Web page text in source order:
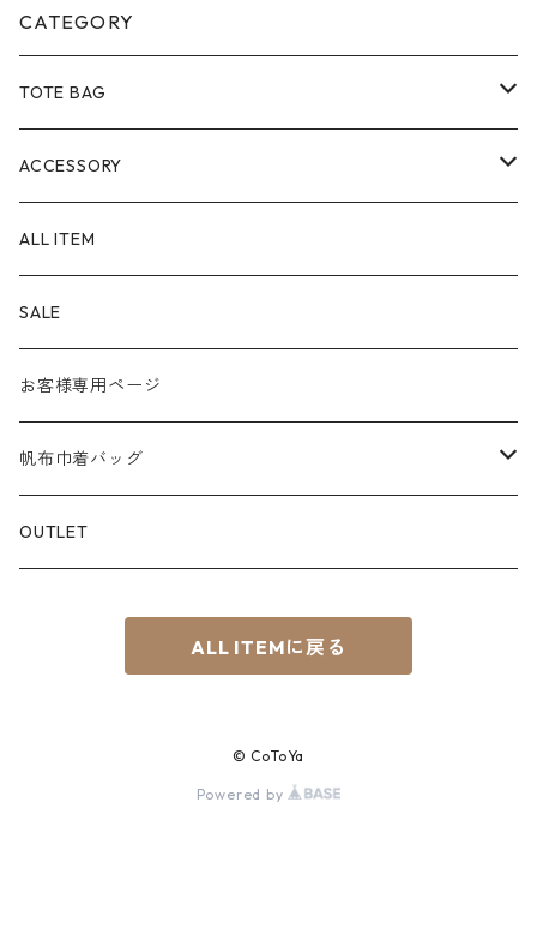
CATEGORY
TOTE BAG
Size
SS
S
Material
８号帆布
パラフィン帆布
Color
白系
赤系
ACCESSORY
POUCH
PEN CASE
KEY CHAIN
スマホショルダー
サコッシュ
ALL ITEM
SALE
お客様専用ページ
帆布巾着バッグ
Material
OUTLET
ALL ITEMに戻る
© CoToYa
Powered by